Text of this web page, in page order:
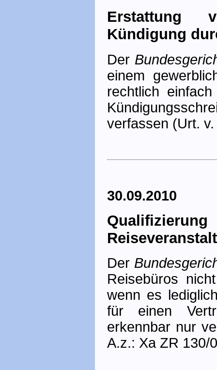
Erstattung
Kündigung
Der
einem
rechtlich
verfassen (Urt.
30.09.2010
Der
Reisebüros
wenn es
für einen
erkennbar nur
A.z.: Xa ZR 130/